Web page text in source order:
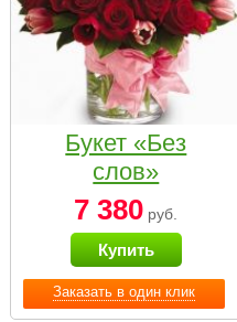
Заказать в один клик
Букет «Без
слов»
7 380 руб.
Купить